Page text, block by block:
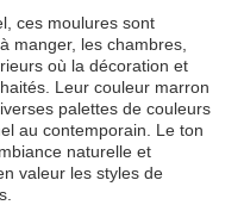
ces moulures sont
manger, les chambres,
où la décoration et
Leur couleur marron
palettes de couleurs
au contemporain. Le ton
naturelle et
valeur les styles de